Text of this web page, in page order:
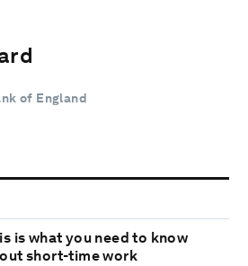
of England
is what you need to know
short-time work